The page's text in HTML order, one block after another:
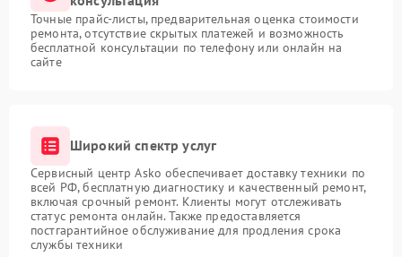
Точные прайс-листы, предварительная оценка стоимости
ремонта, отсутствие скрытых платежей и возможность
бесплатной консультации по телефону или онлайн на
сайте
Широкий спектр услуг
Сервисный центр Asko обеспечивает доставку техники по
всей РФ, бесплатную диагностику и качественный ремонт,
включая срочный ремонт. Клиенты могут отслеживать
статус ремонта онлайн. Также предоставляется
постгарантийное обслуживание для продления срока
службы техники